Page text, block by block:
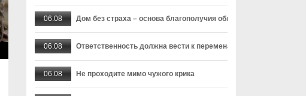
06.08 Дом без страха – основа благополучия общества
06.08 Ответственность должна вести к переменам
06.08 Не проходите мимо чужого крика